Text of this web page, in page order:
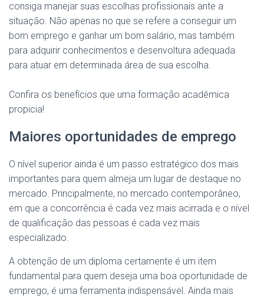
consiga manejar suas escolhas profissionais ante a
situação. Não apenas no que se refere a conseguir um
bom emprego e ganhar um bom salário, mas também
para adquirir conhecimentos e desenvoltura adequada
para atuar em determinada área de sua escolha.
Confira os benefícios que uma formação acadêmica
propicia!
Maiores oportunidades de emprego
O nível superior ainda é um passo estratégico dos mais
importantes para quem almeja um lugar de destaque no
mercado. Principalmente, no mercado contemporâneo,
em que a concorrência é cada vez mais acirrada e o nível
de qualificação das pessoas é cada vez mais
especializado.
A obtenção de um diploma certamente é um item
fundamental para quem deseja uma boa oportunidade de
emprego, é uma ferramenta indispensável. Ainda mais